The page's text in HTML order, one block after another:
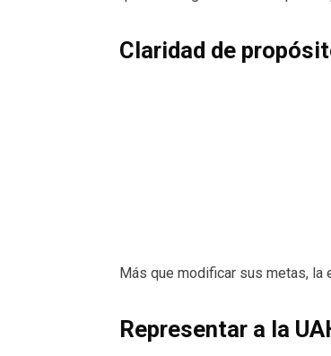
Claridad de
Más que modificar sus metas, la
Representar a la